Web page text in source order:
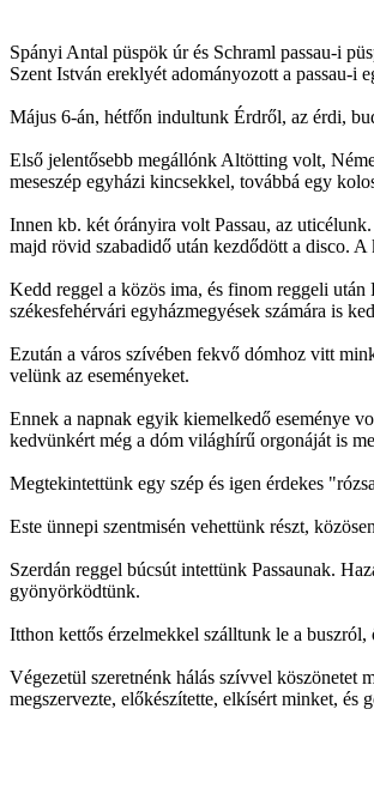
Spányi Antal püspök úr és Schraml passau-i
Szent István ereklyét adományozott a passau-i
Május 6-án, hétfőn indultunk Érdről, az érdi,
Első jelentősebb megállónk Altötting volt,
meseszép egyházi kincsekkel, továbbá egy
Innen kb. két órányira volt Passau, az
majd rövid szabadidő után kezdődött a disco.
Kedd reggel a közös ima, és finom reggeli
székesfehérvári egyházmegyések számára is
Ezután a város szívében fekvő dómhoz vitt
velünk az eseményeket.
Ennek a napnak egyik kiemelkedő eseménye
kedvünkért még a dóm világhírű orgonáját is
Megtekintettünk egy szép és igen érdekes
Este ünnepi szentmisén vehettünk részt,
Szerdán reggel búcsút intettünk Passaunak.
gyönyörködtünk.
Itthon kettős érzelmekkel szálltunk le a
Végezetül szeretnénk hálás szívvel köszönetet
megszervezte, előkészítette, elkísért minket, és